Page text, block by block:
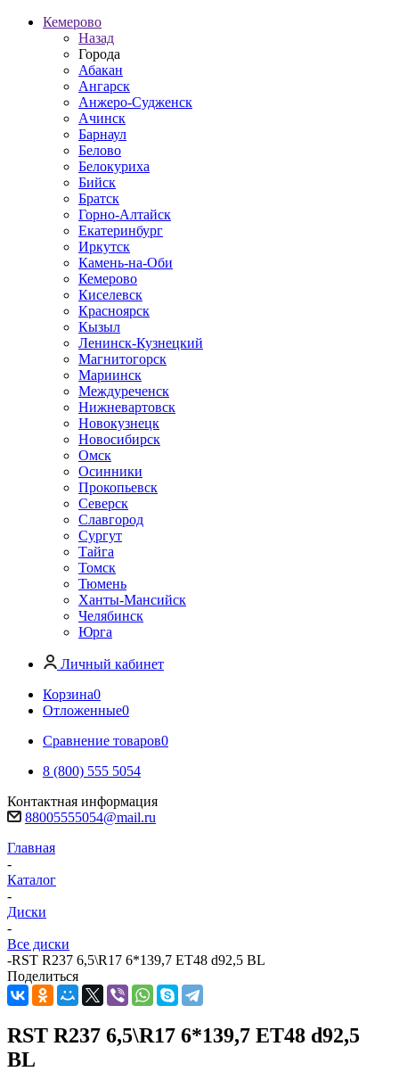
Кемерово
Назад
Города
Абакан
Ангарск
Анжеро-Судженск
Ачинск
Барнаул
Белово
Белокуриха
Бийск
Братск
Горно-Алтайск
Екатеринбург
Иркутск
Камень-на-Оби
Кемерово
Киселевск
Красноярск
Кызыл
Ленинск-Кузнецкий
Магнитогорск
Мариинск
Междуреченск
Нижневартовск
Новокузнецк
Новосибирск
Омск
Осинники
Прокопьевск
Северск
Славгород
Сургут
Тайга
Томск
Тюмень
Ханты-Мансийск
Челябинск
Юрга
Личный кабинет
Корзина0
Отложенные0
Сравнение товаров0
8 (800) 555 5054
Контактная информация
88005555054@mail.ru
Главная
-
Каталог
-
Диски
-
Все диски
-RST R237 6,5\R17 6*139,7 ET48 d92,5 BL
Поделиться
RST R237 6,5\R17 6*139,7 ET48 d92,5
BL